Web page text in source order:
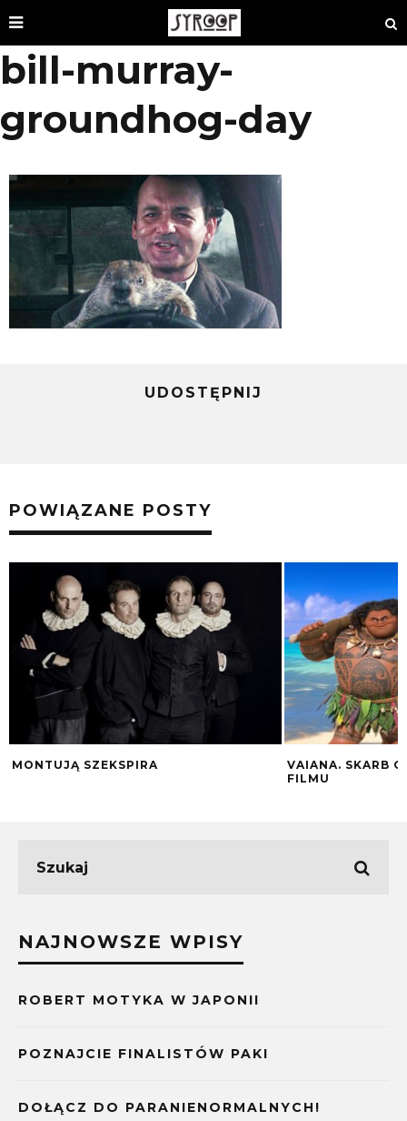
bill-murray-
groundhog-day
UDOSTĘPNIJ
POWIĄZANE POSTY
MONTUJĄ SZEKSPIRA
VAIANA. SKARB
FILMU
NAJNOWSZE WPISY
ROBERT MOTYKA W JAPONII
POZNAJCIE FINALISTÓW PAKI
DOŁĄCZ DO PARANIENORMALNYCH!